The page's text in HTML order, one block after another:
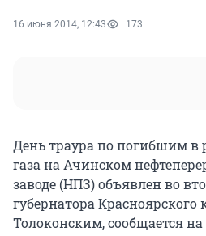
16 июня 2014, 12:43 173
День траура по погибшим в
газа на Ачинском
заводе (НПЗ) объявлен во
губернатора
Толоконским, сообщается